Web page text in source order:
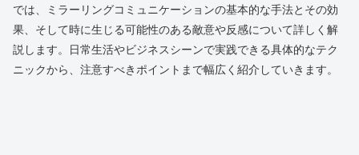
では、ミラーリングコミュニケーションの基本的な手法とその効
果、そして時に生じる可能性のある敵意や反感について詳しく解
説します。日常生活やビジネスシーンで実践できる具体的なテク
ニックから、注意すべきポイントまで幅広く紹介していきます。